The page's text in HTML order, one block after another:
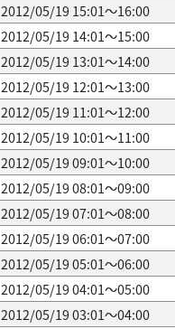
2012/05/19 15:01～16:00
2012/05/19 14:01～15:00
2012/05/19 13:01～14:00
2012/05/19 12:01～13:00
2012/05/19 11:01～12:00
2012/05/19 10:01～11:00
2012/05/19 09:01～10:00
2012/05/19 08:01～09:00
2012/05/19 07:01～08:00
2012/05/19 06:01～07:00
2012/05/19 05:01～06:00
2012/05/19 04:01～05:00
2012/05/19 03:01～04:00